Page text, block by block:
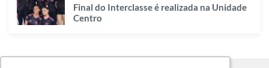
Final do Interclasse é realizada na Unidade
Centro